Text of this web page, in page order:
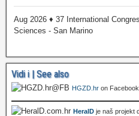
Aug 2026 ♦ 37 International
Sciences - San Marino
Vidi i | See also
HGZD.hr on Facebook
HeralD je naš projekt